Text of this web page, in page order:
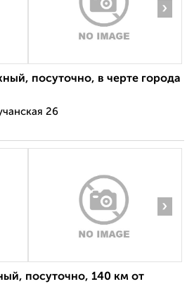
›
посуточно, в черте города
26
›
посуточно, 140 км от